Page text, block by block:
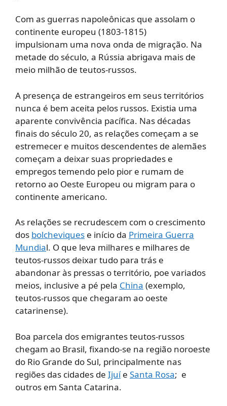
Com as guerras napoleônicas que assolam o
continente europeu (1803-1815)
impulsionam uma nova onda de migração. Na
metade do século, a Rússia abrigava mais de
meio milhão de teutos-russos.
A presença de estrangeiros em seus territórios
nunca é bem aceita pelos russos. Existia uma
aparente convivência pacífica. Nas décadas
finais do século 20, as relações começam a se
estremecer e muitos descendentes de alemães
começam a deixar suas propriedades e
empregos temendo pelo pior e rumam de
retorno ao Oeste Europeu ou migram para o
continente americano.
As relações se recrudescem com o crescimento
dos bolcheviques e início da Primeira Guerra
Mundial. O que leva milhares e milhares de
teutos-russos deixar tudo para trás e
abandonar às pressas o território, poe variados
meios, inclusive a pé pela China (exemplo,
teutos-russos que chegaram ao oeste
catarinense).
Boa parcela dos emigrantes teutos-russos
chegam ao Brasil, fixando-se na região noroeste
do Rio Grande do Sul, principalmente nas
regiões das cidades de Ijuíe Santa Rosa; e
outros em Santa Catarina.